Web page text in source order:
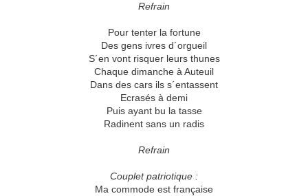
Refrain
Pour tenter la fortune
Des gens ivres d´orgueil
S´en vont risquer leurs thunes
Chaque dimanche à Auteuil
Dans des cars ils s´entassent
Ecrasés à demi
Puis ayant bu la tasse
Radinent sans un radis
Refrain
Couplet patriotique :
Ma commode est française